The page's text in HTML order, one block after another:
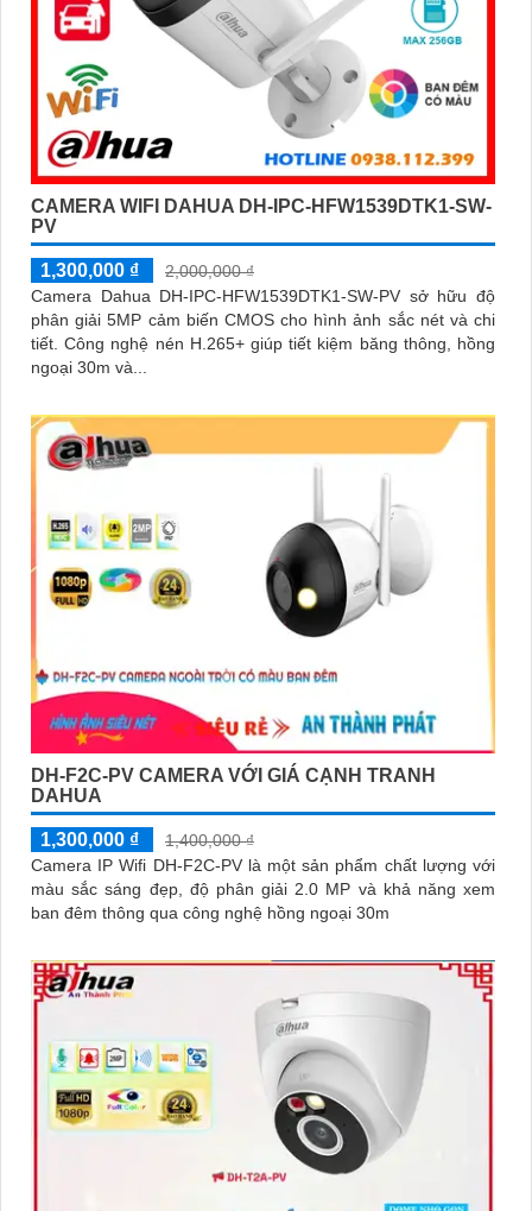
CAMERA WIFI DAHUA DH-IPC-HFW1539DTK1-SW-
PV
1,300,000 ₫
2,000,000 ₫
Camera Dahua DH-IPC-HFW1539DTK1-SW-PV sở hữu độ
phân giải 5MP cảm biến CMOS cho hình ảnh sắc nét và chi
tiết. Công nghệ nén H.265+ giúp tiết kiệm băng thông, hồng
ngoại 30m và...
DH-F2C-PV CAMERA VỚI GIÁ CẠNH TRANH
DAHUA
1,300,000 ₫
1,400,000 ₫
Camera IP Wifi DH-F2C-PV là một sản phẩm chất lượng với
màu sắc sáng đẹp, độ phân giải 2.0 MP và khả năng xem
ban đêm thông qua công nghệ hồng ngoại 30m